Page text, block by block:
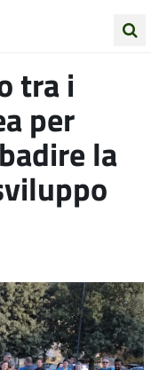
Albinea
tra i
per
la